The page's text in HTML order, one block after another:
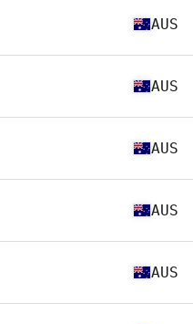
AUS
AUS
AUS
AUS
AUS